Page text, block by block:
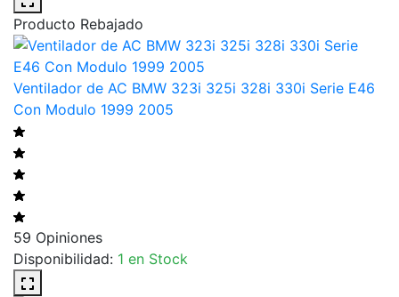
Producto Rebajado
Ventilador de AC BMW 323i 325i 328i 330i Serie E46
Con Modulo 1999 2005
59 Opiniones
Disponibilidad: 1 en Stock